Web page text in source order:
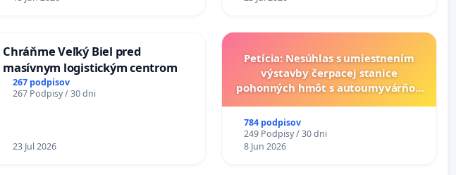
Chráňme Veľký Biel pred
masívnym logistickým centrom
267 podpisov
267 Podpisy / 30 dni
23 Jul 2026
Petícia: Nesúhlas s umiestnením
výstavby čerpacej stanice
pohonných hmôt s autoumyvárňou
Grob - Čierna Voda
784 podpisov
249 Podpisy / 30 dni
8 Jun 2026